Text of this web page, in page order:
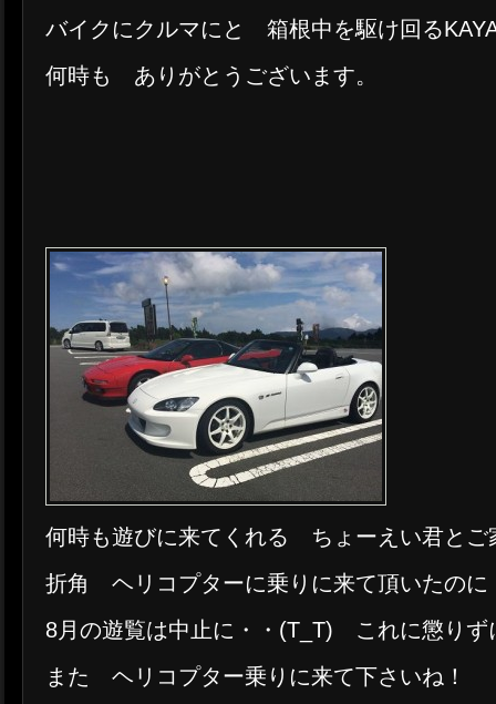
バイクにクルマにと 箱根中を駆け回る
何時も ありがとうございます。
何時も遊びに来てくれる ちょーえい君とご
折角 ヘリコプターに乗りに来て頂いたのに
8月の遊覧は中止に・・(T_T) これに懲りず
また ヘリコプター乗りに来て下さいね！